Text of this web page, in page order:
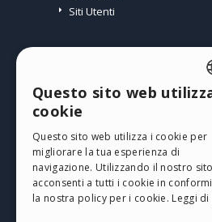
Siti Utenti
I miei post
I miei Download
Spazio Web
I miei Crediti
Questo sito web
cookie
Questo sito web utilizza i cookie per
migliorare la tua esperienza di
navigazione. Utilizzando il nostro
acconsenti a tutti i cookie in
la nostra policy per i cookie. Leggi di